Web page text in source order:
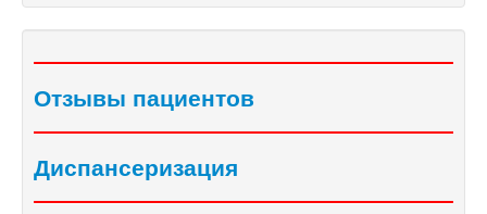
Отзывы пациентов
Диспансеризация